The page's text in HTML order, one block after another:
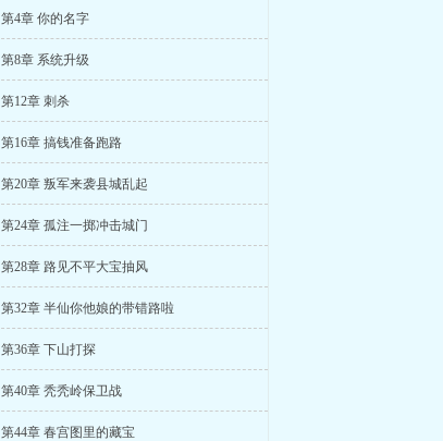
第4章 你的名字
第8章 系统升级
第12章 刺杀
第16章 搞钱准备跑路
第20章 叛军来袭县城乱起
第24章 孤注一掷冲击城门
第28章 路见不平大宝抽风
第32章 半仙你他娘的带错路啦
第36章 下山打探
第40章 秃秃岭保卫战
第44章 春宫图里的藏宝